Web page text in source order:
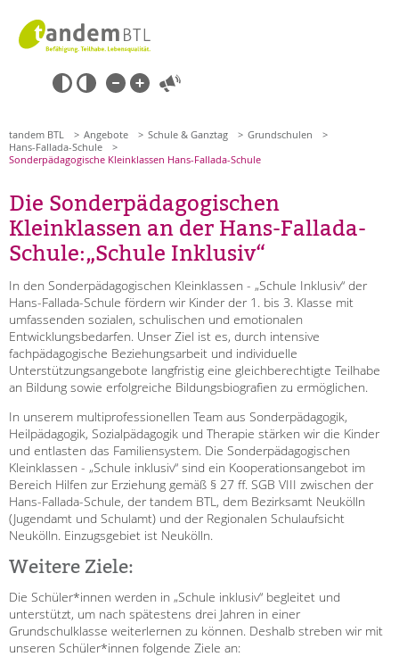
springen
Barrierefrei-
Einstellungen
überspringen
Navigation
überspringen
SCHULE & GANZTAG
Grundschulen
Förderzentren
Kollegs
EFöB
Schulbezogene Sozialarbeit
Tagesgruppen
HILFEN ZUR ERZIEHUNG
EINGLIEDERUNGSHILFE
BETREUTES WOHNEN
TANDEM BTL AKADEMIE
Zertfikatskurse
Seminarkalender
Seminarräume
STADTTEILARBEIT
Suchen
tandem BTL Angebote Schule & Ganztag
Grundschulen
Hans-Fallada-Schule
Sonderpädagogische Kleinklassen Hans-Fallada-Schule
Die Sonderpädagogischen
Kleinklassen an der Hans-Fallada-
Schule:„Schule Inklusiv“
In den Sonderpädagogischen Kleinklassen - „Schule Inklusiv“ der
Hans-Fallada-Schule fördern wir Kinder der 1. bis 3. Klasse mit
umfassenden sozialen, schulischen und emotionalen
Entwicklungsbedarfen. Unser Ziel ist es, durch intensive
fachpädagogische Beziehungsarbeit und individuelle
Unterstützungsangebote langfristig eine gleichberechtigte Teilhabe
an Bildung sowie erfolgreiche Bildungsbiografien zu ermöglichen.
In unserem multiprofessionellen Team aus Sonderpädagogik,
Heilpädagogik, Sozialpädagogik und Therapie stärken wir die Kinder
und entlasten das Familiensystem. Die Sonderpädagogischen
Kleinklassen - „Schule inklusiv“ sind ein Kooperationsangebot im
Bereich Hilfen zur Erziehung gemäß § 27 ff. SGB VIII zwischen der
Hans-Fallada-Schule, der tandem BTL, dem Bezirksamt Neukölln
(Jugendamt und Schulamt) und der Regionalen Schulaufsicht
Neukölln. Einzugsgebiet ist Neukölln.
Weitere Ziele:
Die Schüler*innen werden in „Schule inklusiv“ begleitet und
unterstützt, um nach spätestens drei Jahren in einer
Grundschulklasse weiterlernen zu können. Deshalb streben wir mit
unseren Schüler*innen folgende Ziele an: